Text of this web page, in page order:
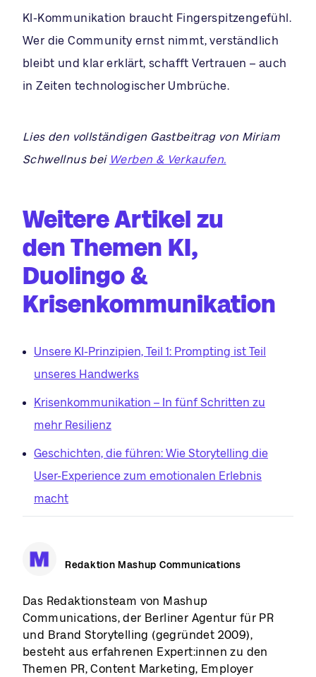
KI-Kommunikation braucht Fingerspitzengefühl.
Wer die Community ernst nimmt, verständlich
bleibt und klar erklärt, schafft Vertrauen – auch
in Zeiten technologischer Umbrüche.
Lies den vollständigen Gastbeitrag von Miriam
Schwellnus bei Werben & Verkaufen.
Weitere Artikel zu
den Themen KI,
Duolingo &
Krisenkommunikation
Unsere KI-Prinzipien, Teil 1: Prompting ist Teil
unseres Handwerks
Krisenkommunikation – In fünf Schritten zu
mehr Resilienz
Geschichten, die führen: Wie Storytelling die
User-Experience zum emotionalen Erlebnis
macht
Redaktion Mashup Communications
Das Redaktionsteam von Mashup
Communications, der Berliner Agentur für PR
und Brand Storytelling (gegründet 2009),
besteht aus erfahrenen Expert:innen zu den
Themen PR, Content Marketing, Employer